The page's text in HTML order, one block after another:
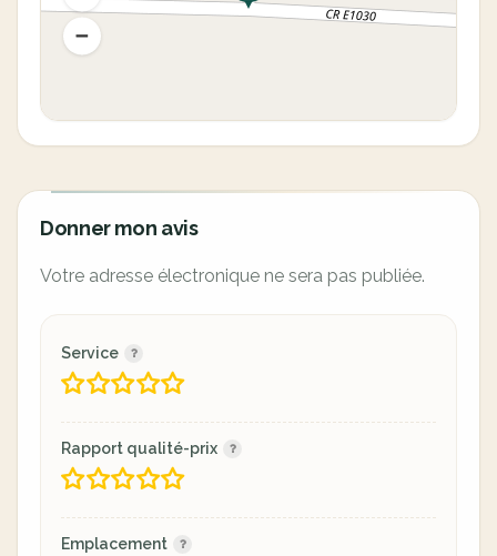
Donner mon avis
Votre adresse électronique ne sera pas publiée.
Service
Rapport qualité-prix
Emplacement